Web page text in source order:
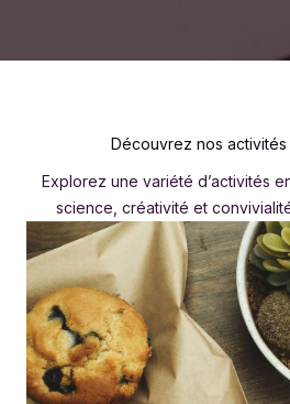
Découvrez nos
Explorez une variété d’activités
science, créativité et